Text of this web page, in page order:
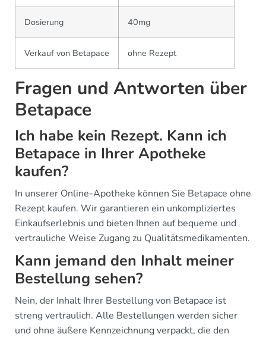
Dosierung 40mg
Verkauf von Betapace ohne Rezept
Fragen und Antworten über
Betapace
Ich habe kein Rezept. Kann ich
Betapace in Ihrer Apotheke
kaufen?
In unserer Online-Apotheke können Sie Betapace ohne
Rezept kaufen. Wir garantieren ein unkompliziertes
Einkaufserlebnis und bieten Ihnen auf bequeme und
vertrauliche Weise Zugang zu Qualitätsmedikamenten.
Kann jemand den Inhalt meiner
Bestellung sehen?
Nein, der Inhalt Ihrer Bestellung von Betapace ist
streng vertraulich. Alle Bestellungen werden sicher
und ohne äußere Kennzeichnung verpackt, die den